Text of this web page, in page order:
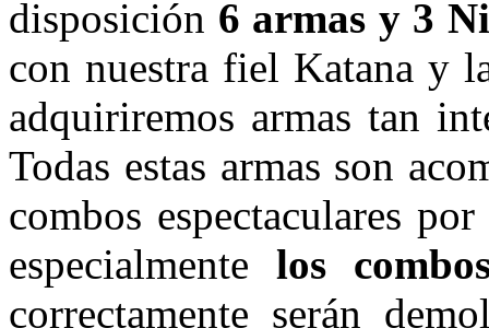
disposición 6 armas y 3
con nuestra fiel Katana y
adquiriremos armas tan
Todas estas armas son
combos espectaculares
especialmente los
correctamente serán